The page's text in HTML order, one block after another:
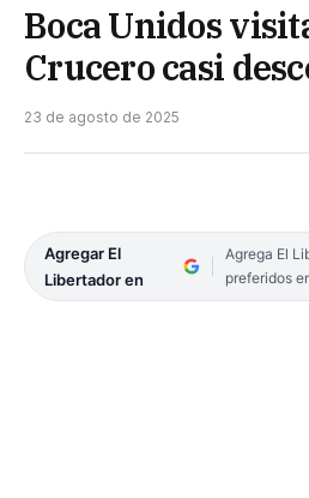
Boca Unidos
Crucero casi
23 de agosto de 2025
Agregar El
Libertador en
Agrega El
preferidos